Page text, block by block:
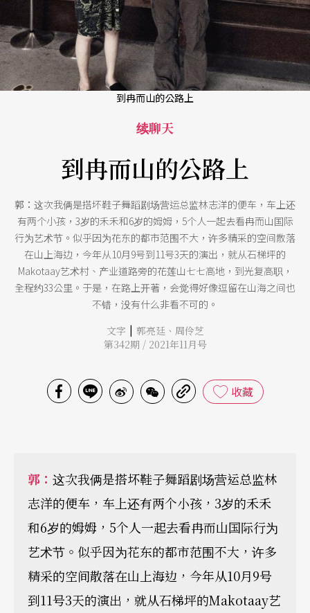
到冉而山的公路上
续聊天
到冉而山的公路上
郭： 这次我俩是搭坏鞋子舞蹈剧场营运总监林志洋的便车，车上还
有两个小孩，3岁的禾禾和6岁的姆姆，5个人一起去看冉而山国际
行为艺术节。似乎因为花东的都市范围不大，许多精采的空间散落
在山上海边，今年从10月9号到11号3天的演出，就从石梯坪的
Makotaay艺术村、产业道路旁的花莲山七七高地，到光复高职，
全程约33公里。于是，在路上开著，会觉得好像逗留在山海之间也
不错，没有什么非看不可的。
文字 | 郭亮廷、 周伶芝
第342期 / 2021年11月号
收藏
郭： 这次我俩是搭坏鞋子舞蹈剧场营运总监林
志洋的便车，车上还有两个小孩，3岁的禾禾
和6岁的姆姆，5个人一起去看冉而山国际行为
艺术节。似乎因为花东的都市范围不大，许多
精采的空间散落在山上海边，今年从10月9号
到11号3天的演出，就从石梯坪的Makotaay艺